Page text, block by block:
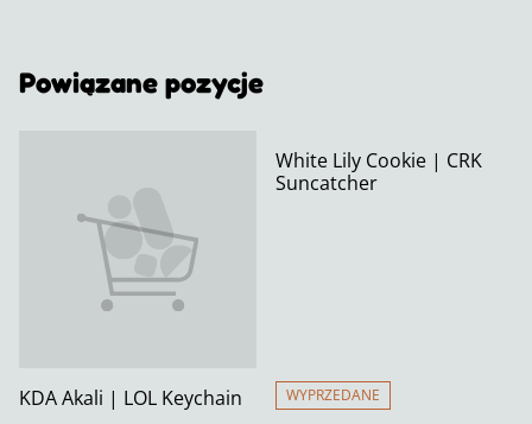
Powiązane pozycje
KDA Akali | LOL Keychain
White Lily Cookie | CRK
Suncatcher
WYPRZEDANE